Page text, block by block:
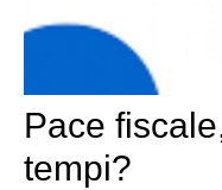
Pace
tempi?